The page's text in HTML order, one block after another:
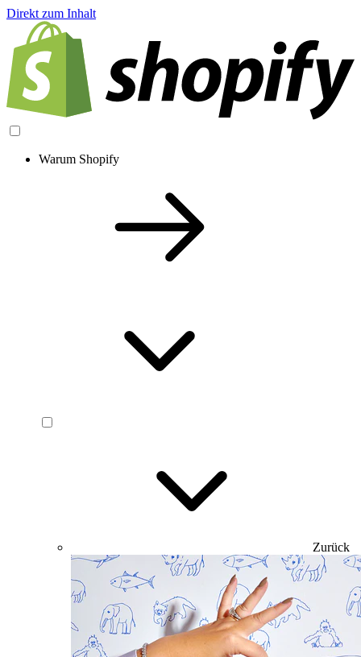
Direkt zum Inhalt
Warum Shopify
Zurück